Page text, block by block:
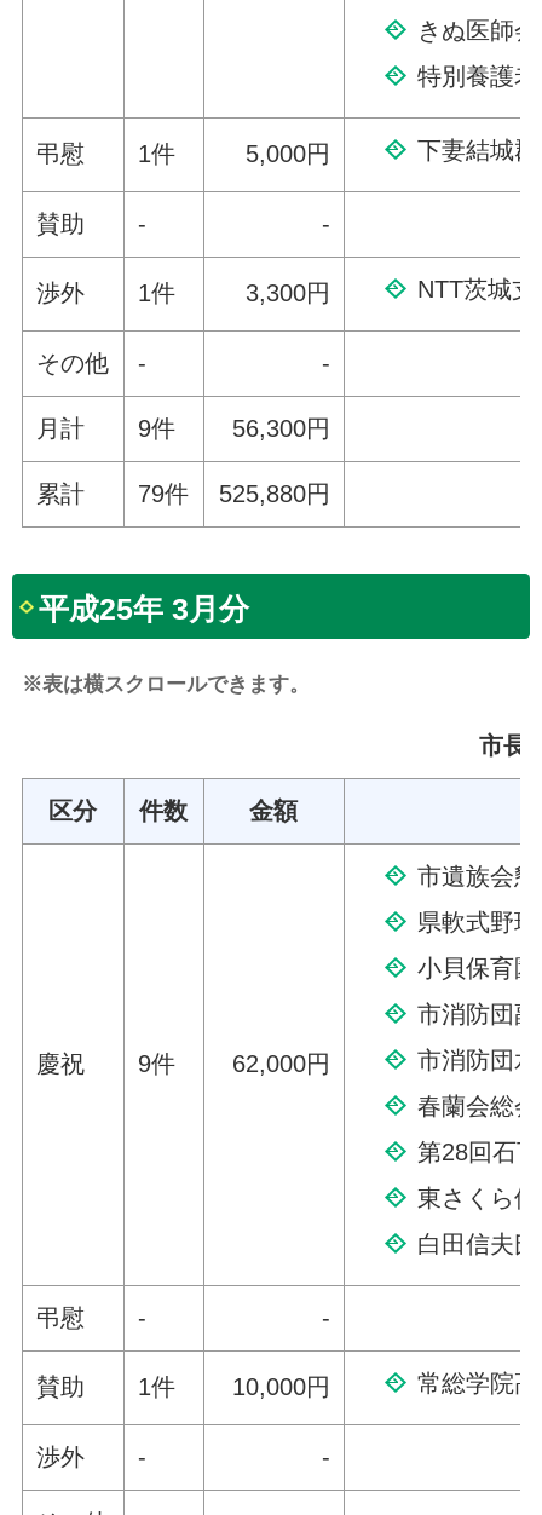
きぬ医師
特別養護
弔慰 1件 5,000円 下妻結城
賛助 - -
渉外 1件 3,300円 NTT茨城
その他 - -
月計 9件 56,300円
累計 79件 525,880円
平成25年 3月分
※表は横スクロールできます。
市長
区分 件数 金額
慶祝 9件 62,000円
市遺族会
県軟式野
小貝保育
市消防団
市消防団
春蘭会総会
第28回石
東さくら
白田信夫
弔慰 - -
賛助 1件 10,000円 常総学院
渉外 - -